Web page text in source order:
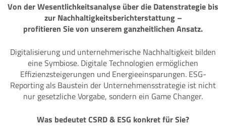
Von der Wesentlichkeitsanalyse über die Datenstrategie bis
zur Nachhaltigkeitsberichterstattung –
profitieren Sie von unserem ganzheitlichen Ansatz.
Digitalisierung und unternehmerische Nachhaltigkeit bilden
eine Symbiose. Digitale Technologien ermöglichen
Effizienzsteigerungen und Energieeinsparungen. ESG-
Reporting als Baustein der Unternehmensstrategie ist nicht
nur gesetzliche Vorgabe, sondern ein Game Changer.
Was bedeutet CSRD & ESG konkret für Sie?